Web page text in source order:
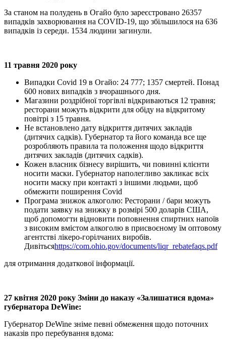
За станом на полудень в Огайо було зареєстровано 26357
випадків захворювання на COVID-19, що збільшилося на 636
випадків із середи. 1534 людини загинули.
11 травня 2020 року
Випадки Covid 19 в Огайо: 24 777; 1357 смертей. Понад
600 нових випадків з вчорашнього дня.
Магазини роздрібної торгівлі відкриваються 12 травня;
ресторани можуть відкрити для обіду на відкритому
повітрі з 15 травня.
Hе встановлено дату відкриття дитячих закладів
(дитячих садків). Губернатор та його команда все ще
розробляють правила та положення щодо відкриття
дитячих закладів (дитячих садків).
Кожен власник бізнесу вирішить, чи повинні клієнти
носити маски. Губернатор наполегливо закликає всіх
носити маску при контакті з іншими людьми, щоб
обмежити поширення Covid
Програма знижок алкоголю: Ресторани / бари можуть
подати заявку на знижку в розмірі 500 доларів США,
щоб допомогти відновити поповнення спиртних напоїв
з високим вмістом алкоголю в присвоєному їм оптовому
агентстві лікеро-горілчаних виробів.
Дивітьсяhttps://com.ohio.gov/documents/liqr_rebatefaqs.pdf
для отримання додаткової інформації.
27 квітня 2020 року Зміни до наказу «Залишатися вдома»
губернатора DeWine:
Губернатор DeWine зніме певні обмеження щодо поточних
наказів про перебування вдома: